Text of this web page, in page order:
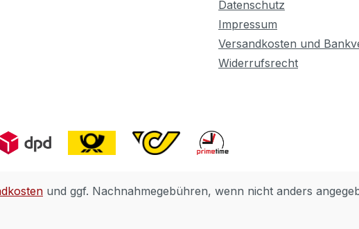
Datenschutz
Impressum
Versandkosten und
Widerrufsrecht
und ggf. Nachnahmegebühren, wenn nicht anders